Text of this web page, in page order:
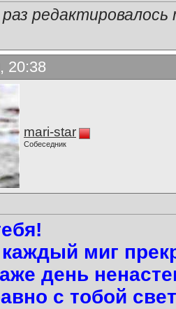
20:38
mari-star
Собеседник
миг
день
с тобой